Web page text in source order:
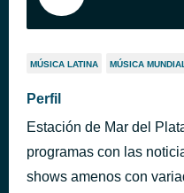
MÚSICA LATINA MÚSICA
Perfil
Estación de Mar del
programas con las
shows amenos con